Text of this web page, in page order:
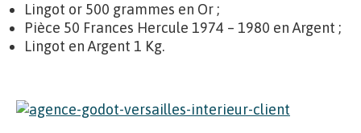
Lingot or 500 grammes en Or ;
Pièce 50 Frances Hercule 1974 – 1980 en Argent ;
Lingot en Argent 1 Kg.